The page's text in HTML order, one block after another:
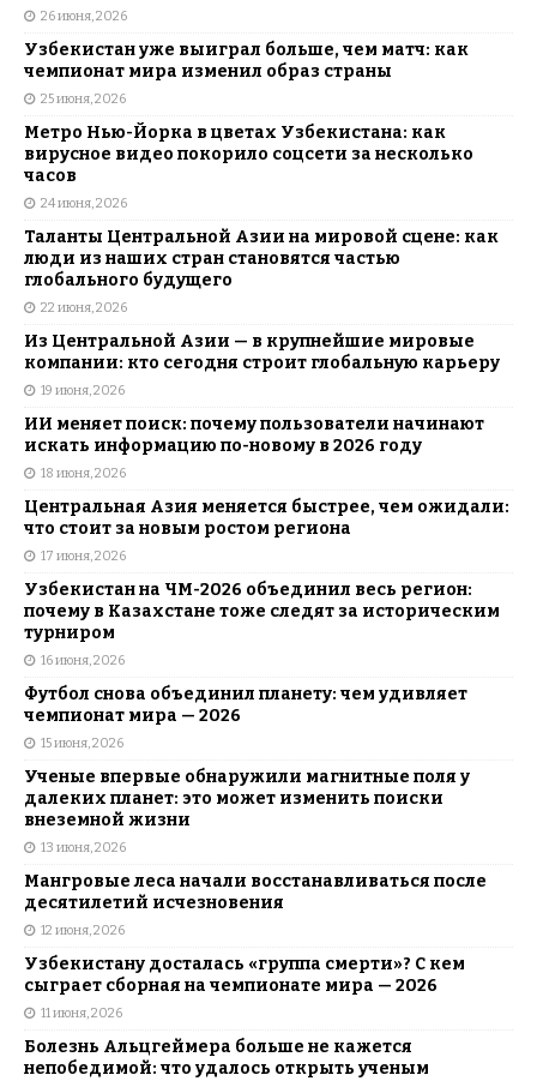
26 июня, 2026
Узбекистан уже выиграл больше, чем матч: как
чемпионат мира изменил образ страны
25 июня, 2026
Метро Нью-Йорка в цветах Узбекистана: как
вирусное видео покорило соцсети за несколько
часов
24 июня, 2026
Таланты Центральной Азии на мировой сцене: как
люди из наших стран становятся частью
глобального будущего
22 июня, 2026
Из Центральной Азии — в крупнейшие мировые
компании: кто сегодня строит глобальную карьеру
19 июня, 2026
ИИ меняет поиск: почему пользователи начинают
искать информацию по-новому в 2026 году
18 июня, 2026
Центральная Азия меняется быстрее, чем ожидали:
что стоит за новым ростом региона
17 июня, 2026
Узбекистан на ЧМ-2026 объединил весь регион:
почему в Казахстане тоже следят за историческим
турниром
16 июня, 2026
Футбол снова объединил планету: чем удивляет
чемпионат мира — 2026
15 июня, 2026
Ученые впервые обнаружили магнитные поля у
далеких планет: это может изменить поиски
внеземной жизни
13 июня, 2026
Мангровые леса начали восстанавливаться после
десятилетий исчезновения
12 июня, 2026
Узбекистану досталась «группа смерти»? С кем
сыграет сборная на чемпионате мира — 2026
11 июня, 2026
Болезнь Альцгеймера больше не кажется
непобедимой: что удалось открыть ученым